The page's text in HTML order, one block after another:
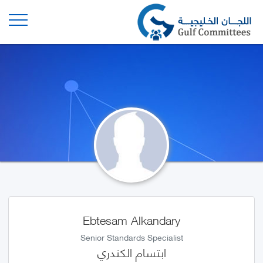
Ebtesam Alkandary
Senior Standards Specialist
ابتسام الكندري